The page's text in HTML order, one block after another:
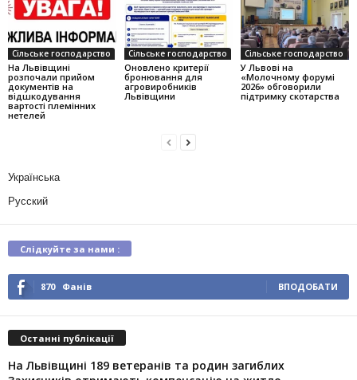
Сільське господарство
На Львівщині
розпочали прийом
документів на
відшкодування
вартості племінних
нетелей
Сільське господарство
Оновлено критерії
бронювання для
агровиробників
Львівщини
Сільське господарство
У Львові на
«Молочному форумі
2026» обговорили
підтримку скотарства
Українська
Русский
Слідкуйте за нами :
870 Фанів ВПОДОБАТИ
Останні публікації
На Львівщині 189 ветеранів та родин загиблих